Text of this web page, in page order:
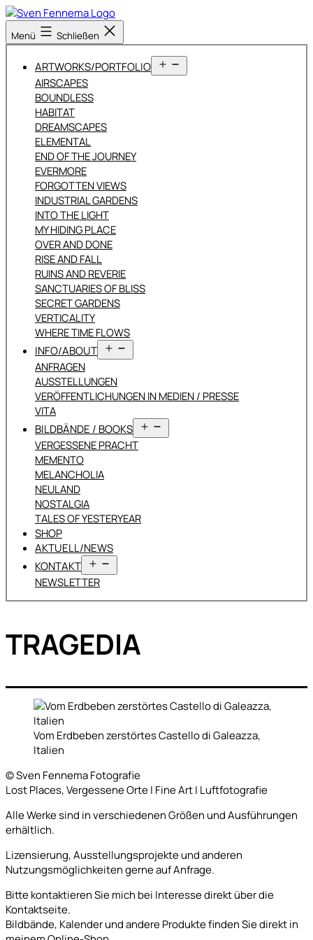
Zum
Inhalt
springen
Sven
Fennema
Menü Schließen
ARTWORKS/PORTFOLIO
öffnen
AIRSCAPES
BOUNDLESS
HABITAT
DREAMSCAPES
ELEMENTAL
END OF THE JOURNEY
EVERMORE
FORGOTTEN VIEWS
INDUSTRIAL GARDENS
INTO THE LIGHT
MY HIDING PLACE
OVER AND DONE
RISE AND FALL
RUINS AND REVERIE
SANCTUARIES OF BLISS
SECRET GARDENS
VERTICALITY
WHERE TIME FLOWS
INFO/ABOUT
öffnen
ANFRAGEN
AUSSTELLUNGEN
VERÖFFENTLICHUNGEN IN MEDIEN / PRESSE
VITA
BILDBÄNDE / BOOKS
öffnen
VERGESSENE PRACHT
MEMENTO
MELANCHOLIA
NEULAND
NOSTALGIA
TALES OF YESTERYEAR
SHOP
AKTUELL/NEWS
KONTAKT
öffnen
NEWSLETTER
TRAGEDIA
Vom Erdbeben zerstörtes Castello di Galeazza,
Italien
© Sven Fennema Fotografie
Lost Places, Vergessene Orte | Fine Art | Luftfotografie
Alle Werke sind in verschiedenen Größen und Ausführungen
erhältlich.
Lizensierung, Ausstellungsprojekte und anderen
Nutzungsmöglichkeiten gerne auf Anfrage.
Bitte kontaktieren Sie mich bei Interesse direkt über die
Kontaktseite.
Bildbände, Kalender und andere Produkte finden Sie direkt in